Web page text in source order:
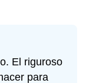
El riguroso
para